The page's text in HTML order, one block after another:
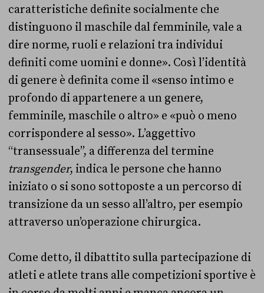
caratteristiche definite socialmente che
distinguono il maschile dal femminile, vale a
dire norme, ruoli e relazioni tra individui
definiti come uomini e donne». Così l’identità
di genere è definita come il «senso intimo e
profondo di appartenere a un genere,
femminile, maschile o altro» e «può o meno
corrispondere al sesso». L’aggettivo
“transessuale”, a differenza del termine
transgender, indica le persone che hanno
iniziato o si sono sottoposte a un percorso di
transizione da un sesso all’altro, per esempio
attraverso un’operazione chirurgica.
Come detto, il dibattito sulla partecipazione di
atleti e atlete trans alle competizioni sportive è